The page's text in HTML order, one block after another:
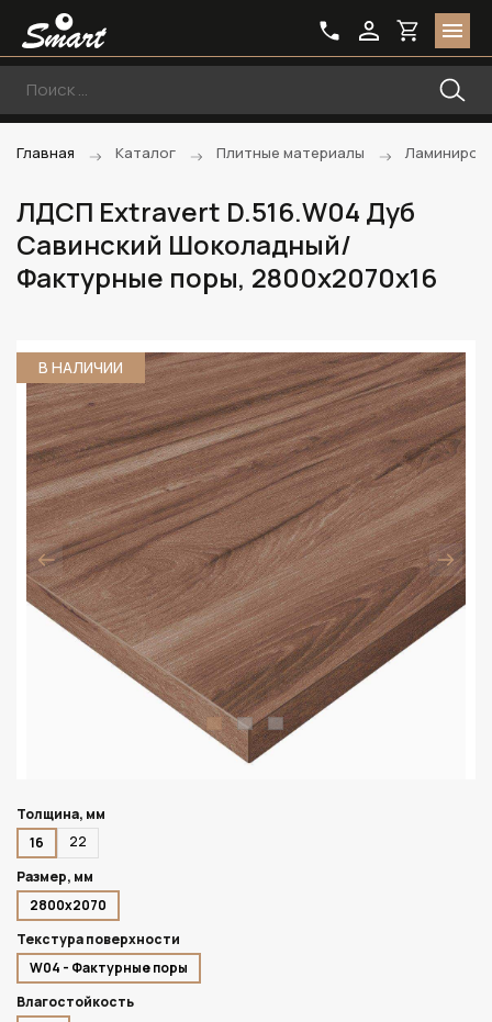
Главная Каталог Плитные материалы
ЛДСП Extravert D.516.W04 Дуб
Савинский Шоколадный/
Фактурные поры, 2800х2070х16
В НАЛИЧИИ
Толщина, мм
16
22
Размер, мм
2800х2070
Текстура поверхности
W04 - Фактурные поры
Влагостойкость